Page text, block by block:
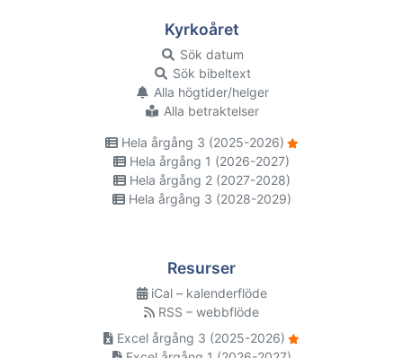
Kyrkoåret
Sök datum
Sök bibeltext
Alla högtider/helger
Alla betraktelser
Hela årgång 3 (2025-2026)
Hela årgång 1 (2026-2027)
Hela årgång 2 (2027-2028)
Hela årgång 3 (2028-2029)
Resurser
iCal – kalenderflöde
RSS – webbflöde
Excel årgång 3 (2025-2026)